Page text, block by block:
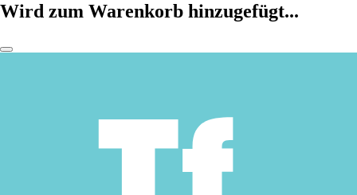
Wird zum Warenkorb hinzugefügt...